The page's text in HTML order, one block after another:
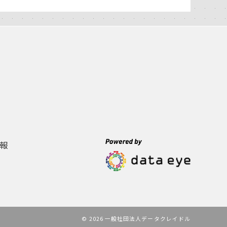
© 2026 一般社団法人データクレイドル